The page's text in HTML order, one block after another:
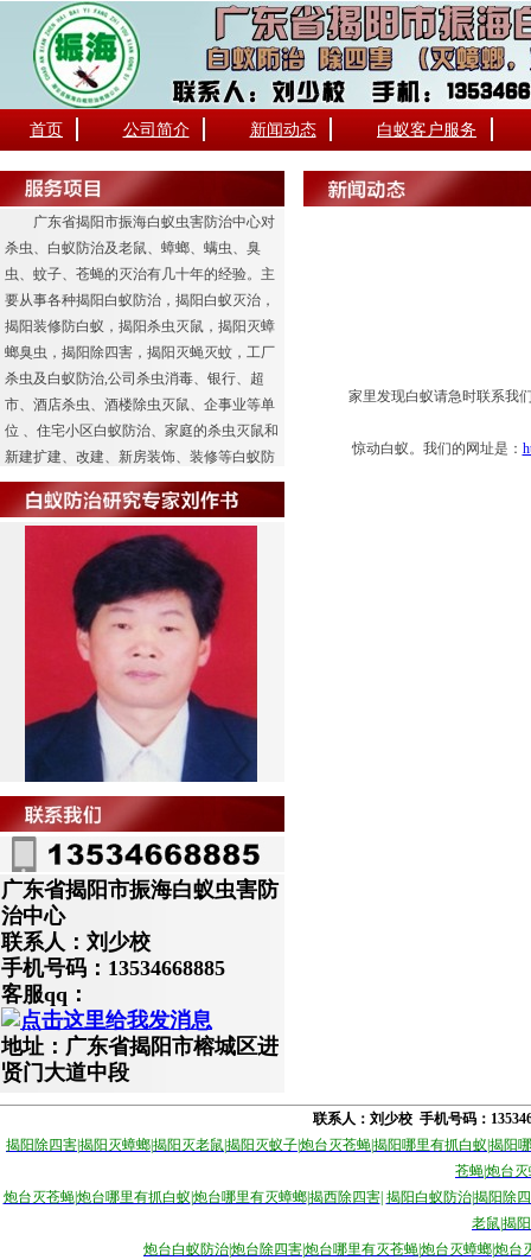
首页 公司简介 新闻动态 白蚁客户服务
广东省揭阳市振海白蚁虫害防治中心对
杀虫、白蚁防治及老鼠、蟑螂、螨虫、臭
虫、蚊子、苍蝇的灭治有几十年的经验。主
要从事各种揭阳白蚁防治，揭阳白蚁灭治，
揭阳装修防白蚁，揭阳杀虫灭鼠，揭阳灭蟑
螂臭虫，揭阳除四害，揭阳灭蝇灭蚊，工厂
杀虫及白蚁防治,公司杀虫消毒、银行、超
市、酒店杀虫、酒楼除虫灭鼠、企事业等单
位 、住宅小区白蚁防治、家庭的杀虫灭鼠和
新建扩建、改建、新房装饰、装修等白蚁防
治工程业务。
广东省揭阳市振海白蚁虫害防
治中心
联系人：刘少校
手机号码：13534668885
客服qq：
地址：广东省揭阳市榕城区进
贤门大道中段
家里发现白蚁请急时联系我
惊动白蚁。我们的网址是：
联系人：刘少校 手机号码：
揭阳除四害揭阳灭蟑螂揭阳灭老鼠揭阳灭蚁子炮台灭苍蝇揭阳哪里有抓白蚁 揭阳
苍蝇炮台
炮台灭苍蝇|炮台哪里有抓白蚁 炮台哪里有灭蟑螂|揭西除四害| 揭阳白蚁防治|揭阳除
老鼠揭
炮台白蚁防治炮台除四害炮台哪里有灭苍蝇炮台灭蟑螂炮台